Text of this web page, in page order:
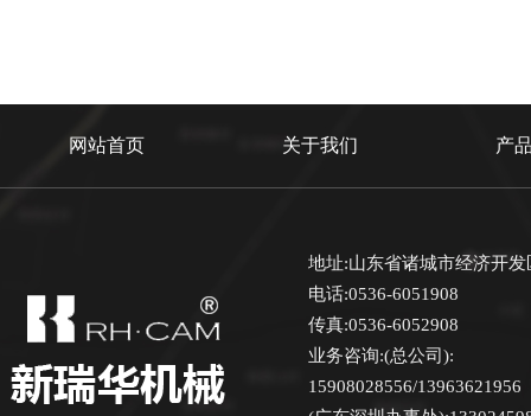
网站首页 关于我们 产
地址:山东省诸城市经济开
电话:0536-6051908
传真:0536-6052908
业务咨询:(总公司):
15908028556/13963621956